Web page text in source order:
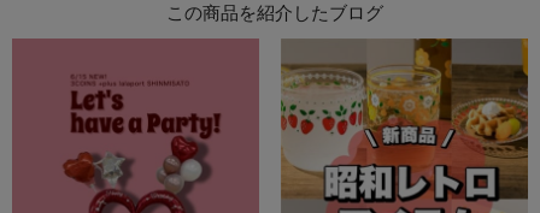
この商品を紹介したブログ